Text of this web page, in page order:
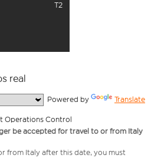
T2
real
Powered by Translate
Operations Control
be accepted for travel to or from Italy
from Italy after this date, you must